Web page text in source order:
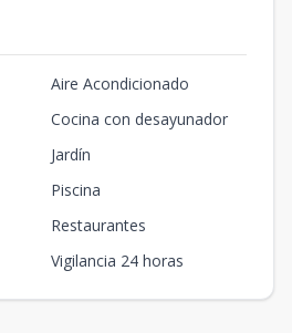
2 2
2
Aire Acondicionado
Cocina con desayunador
Jardín
Piscina
Restaurantes
Vigilancia 24 horas